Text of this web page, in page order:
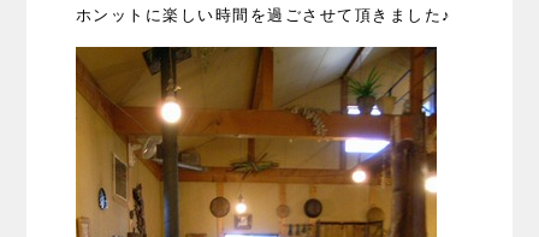
ホンットに楽しい時間を過ごさせて頂きました♪